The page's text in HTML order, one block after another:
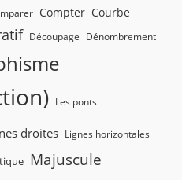
Compter Courbe
Découpage Dénombrement
Les ponts
droites Lignes horizontales
Majuscule